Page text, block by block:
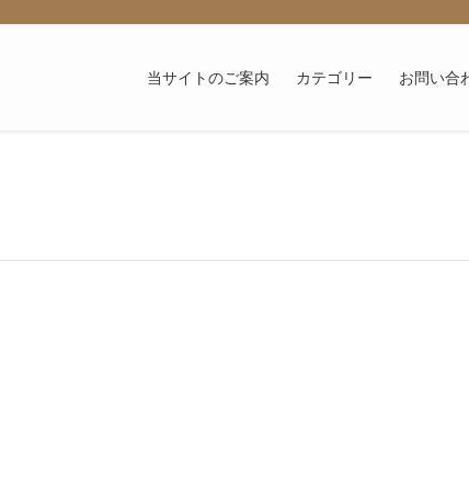
当サイトのご案内 カテゴリー お問い合